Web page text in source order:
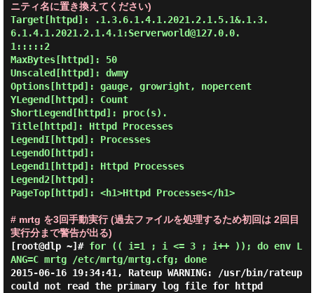
ニティ名に置き換えてください)
Target[httpd]: .1.3.6.1.4.1.2021.2.1.5.1&.1.3.
6.1.4.1.2021.2.1.4.1:Serverworld@127.0.0.
1:::::2
MaxBytes[httpd]: 50
Unscaled[httpd]: dwmy
Options[httpd]: gauge, growright, nopercent
YLegend[httpd]: Count
ShortLegend[httpd]: proc(s).
Title[httpd]: Httpd Processes
LegendI[httpd]: Processes
LegendO[httpd]:
Legend1[httpd]: Httpd Processes
Legend2[httpd]:
PageTop[httpd]: <h1>Httpd Processes</h1>
# mrtg を3回手動実行 (過去ファイルを処理するため初回は 2回目
実行分まで警告が出る)
[root@dlp ~]# for (( i=1 ; i <= 3 ; i++ )); do env L
ANG=C mrtg /etc/mrtg/mrtg.cfg; done
2015-06-16 19:34:41, Rateup WARNING: /usr/bin/rateup
could not read the primary log file for httpd